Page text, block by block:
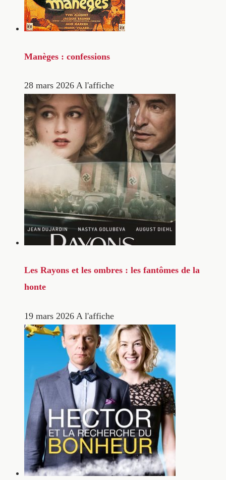
Manèges : confessions
28 mars 2026 A l'affiche
Les Rayons et les ombres : les fantômes de la
honte
19 mars 2026 A l'affiche